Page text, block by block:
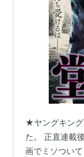
★ヤングキング
た。 正直連載
画でミソつい